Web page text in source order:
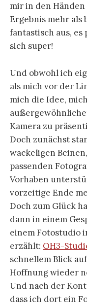
mir in den
Ergebnis mehr
fantastisch aus,
sich super!
Und obwohl ich
als mich vor der
mich die Idee,
Kamera zu
Doch zunächst
wackeligen
passenden
Vorhaben
vorzeitige Ende
Doch zum Glück
dann in einem
einem Fotostudio
erzählt: OH3-
schnellem Blick
Hoffnung wieder
Und nach der
dass ich dort ein